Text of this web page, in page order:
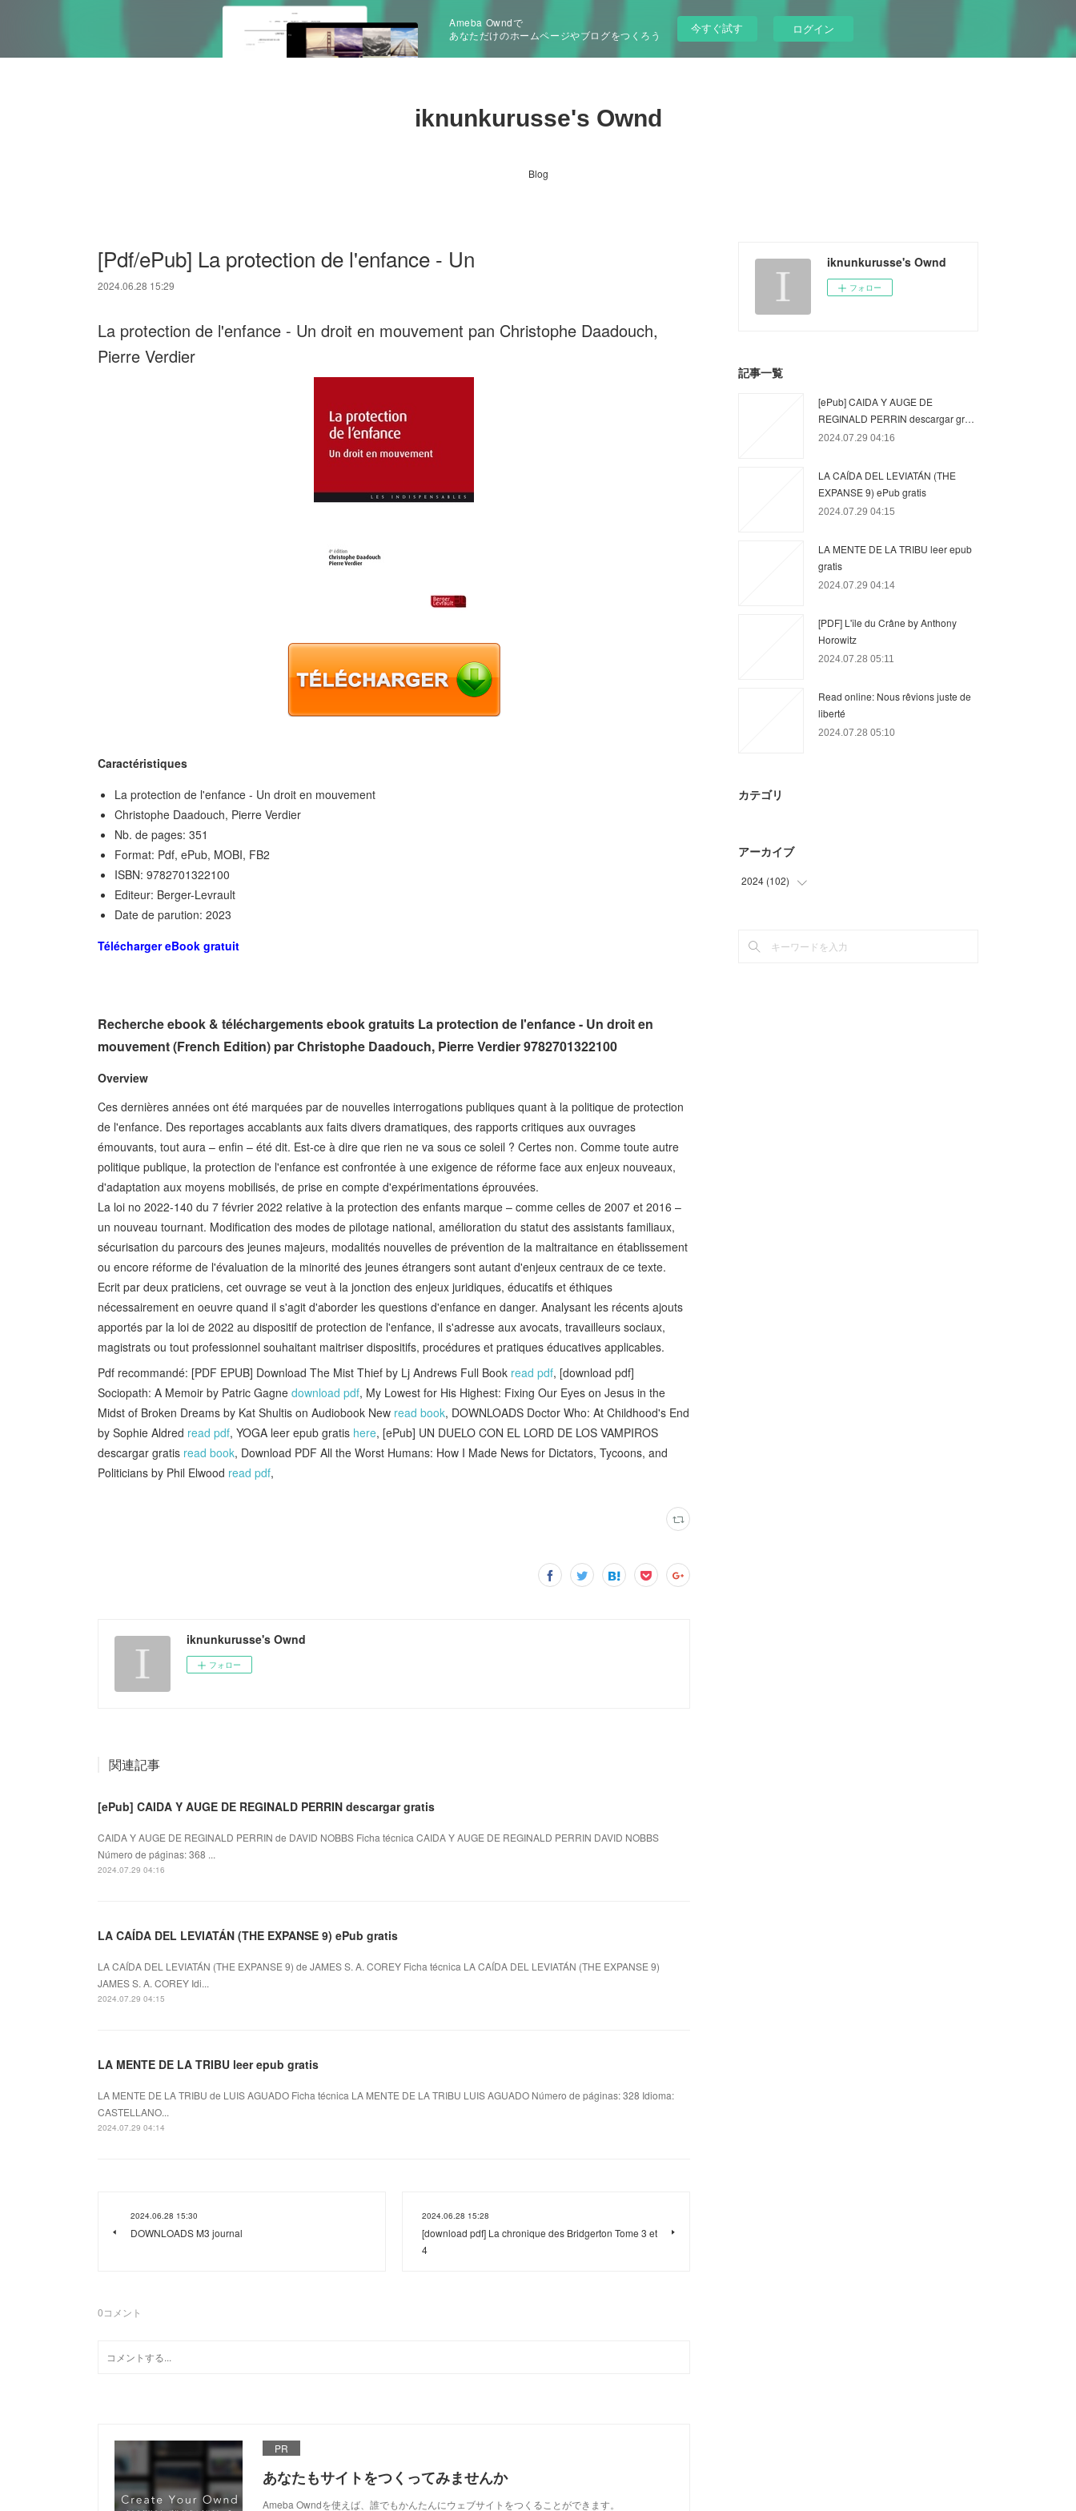
Ameba Owndで
あなただけのホームページやブログをつくろう
今すぐ試す ログイン
iknunkurusse's Ownd
Blog
[Pdf/ePub] La protection de l'enfance - Un
2024.06.28 15:29
La protection de l'enfance - Un droit en mouvement pan Christophe Daadouch,
Pierre Verdier
Caractéristiques
La protection de l'enfance - Un droit en mouvement
Christophe Daadouch, Pierre Verdier
Nb. de pages: 351
Format: Pdf, ePub, MOBI, FB2
ISBN: 9782701322100
Editeur: Berger-Levrault
Date de parution: 2023
Télécharger eBook gratuit
Recherche ebook & téléchargements ebook gratuits La protection de l'enfance - Un droit en
mouvement (French Edition) par Christophe Daadouch, Pierre Verdier 9782701322100
Overview
Ces dernières années ont été marquées par de nouvelles interrogations publiques quant à la politique de protection
de l'enfance. Des reportages accablants aux faits divers dramatiques, des rapports critiques aux ouvrages
émouvants, tout aura – enfin – été dit. Est-ce à dire que rien ne va sous ce soleil ? Certes non. Comme toute autre
politique publique, la protection de l'enfance est confrontée à une exigence de réforme face aux enjeux nouveaux,
d'adaptation aux moyens mobilisés, de prise en compte d'expérimentations éprouvées.
La loi no 2022-140 du 7 février 2022 relative à la protection des enfants marque – comme celles de 2007 et 2016 –
un nouveau tournant. Modification des modes de pilotage national, amélioration du statut des assistants familiaux,
sécurisation du parcours des jeunes majeurs, modalités nouvelles de prévention de la maltraitance en établissement
ou encore réforme de l'évaluation de la minorité des jeunes étrangers sont autant d'enjeux centraux de ce texte.
Ecrit par deux praticiens, cet ouvrage se veut à la jonction des enjeux juridiques, éducatifs et éthiques
nécessairement en oeuvre quand il s'agit d'aborder les questions d'enfance en danger. Analysant les récents ajouts
apportés par la loi de 2022 au dispositif de protection de l'enfance, il s'adresse aux avocats, travailleurs sociaux,
magistrats ou tout professionnel souhaitant maitriser dispositifs, procédures et pratiques éducatives applicables.
Pdf recommandé: [PDF EPUB] Download The Mist Thief by Lj Andrews Full Book read pdf, [download pdf]
Sociopath: A Memoir by Patric Gagne download pdf, My Lowest for His Highest: Fixing Our Eyes on Jesus in the
Midst of Broken Dreams by Kat Shultis on Audiobook New read book, DOWNLOADS Doctor Who: At Childhood's End
by Sophie Aldred read pdf, YOGA leer epub gratis here, [ePub] UN DUELO CON EL LORD DE LOS VAMPIROS
descargar gratis read book, Download PDF All the Worst Humans: How I Made News for Dictators, Tycoons, and
Politicians by Phil Elwood read pdf,
iknunkurusse's Ownd
フォロー
関連記事
[ePub] CAIDA Y AUGE DE REGINALD PERRIN descargar gratis
CAIDA Y AUGE DE REGINALD PERRIN de DAVID NOBBS Ficha técnica CAIDA Y AUGE DE REGINALD PERRIN DAVID NOBBS
Número de páginas: 368 ...
2024.07.29 04:16
LA CAÍDA DEL LEVIATÁN (THE EXPANSE 9) ePub gratis
LA CAÍDA DEL LEVIATÁN (THE EXPANSE 9) de JAMES S. A. COREY Ficha técnica LA CAÍDA DEL LEVIATÁN (THE EXPANSE 9)
JAMES S. A. COREY Idi...
2024.07.29 04:15
LA MENTE DE LA TRIBU leer epub gratis
LA MENTE DE LA TRIBU de LUIS AGUADO Ficha técnica LA MENTE DE LA TRIBU LUIS AGUADO Número de páginas: 328 Idioma:
CASTELLANO...
2024.07.29 04:14
2024.06.28 15:30
DOWNLOADS M3 journal
2024.06.28 15:28
[download pdf] La chronique des Bridgerton Tome 3 et
4
0コメント
PR
あなたもサイトをつくってみませんか
Ameba Owndを使えば、誰でもかんたんにウェブサイトをつくることができます。
iknunkurusse's Ownd
フォロー
記事一覧
[ePub] CAIDA Y AUGE DE
REGINALD PERRIN descargar gr…
2024.07.29 04:16
LA CAÍDA DEL LEVIATÁN (THE
EXPANSE 9) ePub gratis
2024.07.29 04:15
LA MENTE DE LA TRIBU leer epub
gratis
2024.07.29 04:14
[PDF] L'île du Crâne by Anthony
Horowitz
2024.07.28 05:11
Read online: Nous rêvions juste de
liberté
2024.07.28 05:10
カテゴリ
アーカイブ
2024 (102)